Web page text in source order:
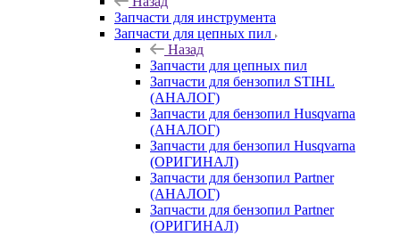
Запчасти для инструмента
Запчасти для цепных пил
Назад
Запчасти для цепных пил
Запчасти для бензопил STIHL
(АНАЛОГ)
Запчасти для бензопил Husqvarna
(АНАЛОГ)
Запчасти для бензопил Husqvarna
(ОРИГИНАЛ)
Запчасти для бензопил Partner
(АНАЛОГ)
Запчасти для бензопил Partner
(ОРИГИНАЛ)